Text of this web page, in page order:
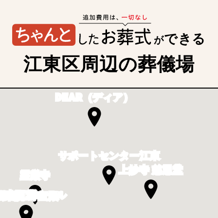
ができる
江東区周辺の葬儀場
サポートセンター江東
DEAR（ディア）
寺双葉ホール
霊厳寺
乗院 寿宝殿
上妙寺 慈恩堂